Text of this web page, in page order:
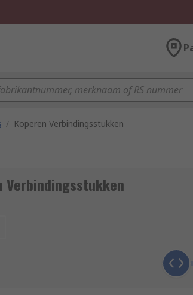
/ Koperen Verbindingsstukken
Verbindingsstukken